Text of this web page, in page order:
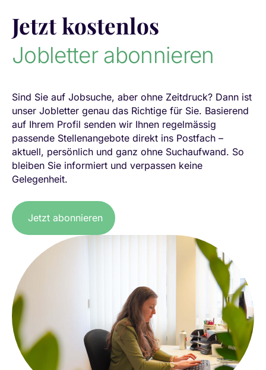
Jetzt kostenlos
Jobletter abonnieren
Sind Sie auf Jobsuche, aber ohne Zeitdruck? Dann ist
unser Jobletter genau das Richtige für Sie. Basierend
auf Ihrem Profil senden wir Ihnen regelmässig
passende Stellenangebote direkt ins Postfach –
aktuell, persönlich und ganz ohne Suchaufwand. So
bleiben Sie informiert und verpassen keine
Gelegenheit.
Jetzt abonnieren